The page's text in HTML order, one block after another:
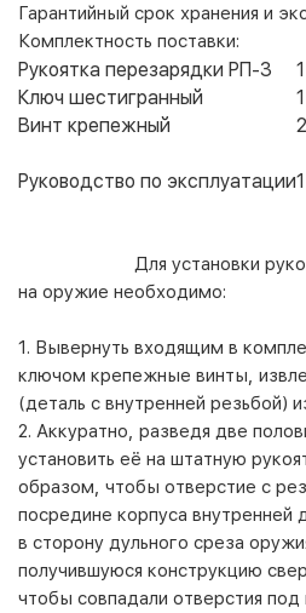
Гарантийный срок хранения и
Комплектность поставки:
Рукоятка перезарядки РП-3
Ключ шестигранный
Винт крепежный
Руководство по эксплуатации
Для установки
на оружие необходимо:
1. Вывернуть входящим в
ключом крепежные винты,
(деталь с внутренней резьбой)
2. Аккуратно, разведя две
установить её на штатную
образом, чтобы отверстие с
посредине корпуса внутренней
в сторону дульного среза
получившуюся конструкцию
чтобы совпадали отверстия